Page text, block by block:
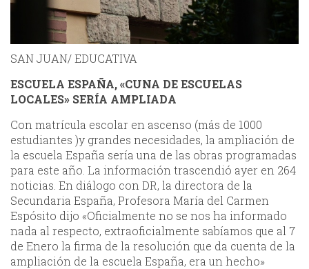
SAN JUAN/ EDUCATIVA
ESCUELA ESPAÑA, «CUNA DE ESCUELAS
LOCALES» SERÍA AMPLIADA
Con matrícula escolar en ascenso (más de 1000
estudiantes )y grandes necesidades, la ampliación de
la escuela España sería una de las obras programadas
para este año. La información trascendió ayer en 264
noticias. En diálogo con DR, la directora de la
Secundaria España, Profesora María del Carmen
Espósito dijo «Oficialmente no se nos ha informado
nada al respecto, extraoficialmente sabíamos que al 7
de Enero la firma de la resolución que da cuenta de la
ampliación de la escuela España, era un hecho»